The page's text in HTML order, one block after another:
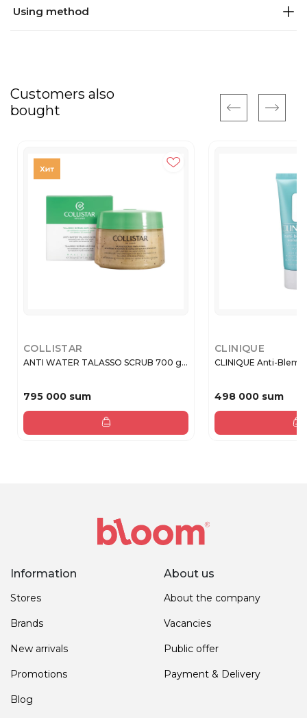
Using method
Customers also
bought
COLLISTAR
ANTI WATER TALASSO SCRUB 700 g...
795 000 sum
CLINIQUE
CLINIQUE Anti-
498 000 sum
Information
Stores
Brands
New arrivals
Promotions
Blog
About us
About the company
Vacancies
Public offer
Payment & Delivery